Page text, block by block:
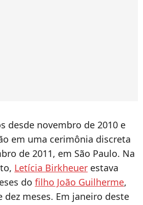
desde novembro de 2010 e
em uma cerimônia discreta
de 2011, em São Paulo. Na
Letícia Birkheuer estava
do filho João Guilherme,
dez meses. Em janeiro deste